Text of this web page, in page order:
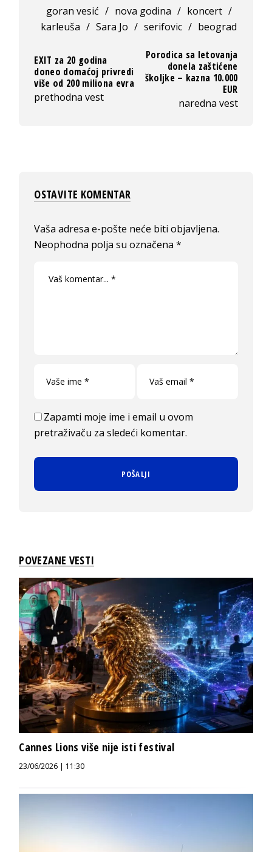
goran vesić / nova godina / koncert /
karleuša / Sara Jo / serifovic / beograd
EXIT za 20 godina
doneo domaćoj privredi
više od 200 miliona evra
prethodna vest
Porodica sa letovanja
donela zaštićene
školjke – kazna 10.000
EUR
naredna vest
OSTAVITE KOMENTAR
Vaša adresa e-pošte neće biti objavljena.
Neophodna polja su označena*
Zapamti moje ime i email u ovom
pretraživaču za sledeći komentar.
POVEZANE VESTI
Cannes Lions više nije isti festival
23/06/2026 | 11:30